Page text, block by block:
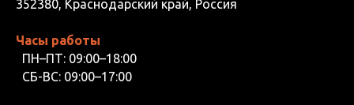
352380, Краснодарский край, Россия
Часы работы
ПН–ПТ: 09:00–18:00
СБ-ВС: 09:00–17:00